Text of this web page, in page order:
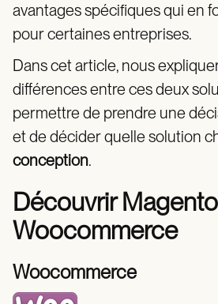
avantages spécifiques qui en
pour certaines entreprises.
Dans cet article, nous
différences entre ces deux
permettre de prendre une
et de décider quelle solution
conception.
Découvrir
Woocommerce
Woocommerce